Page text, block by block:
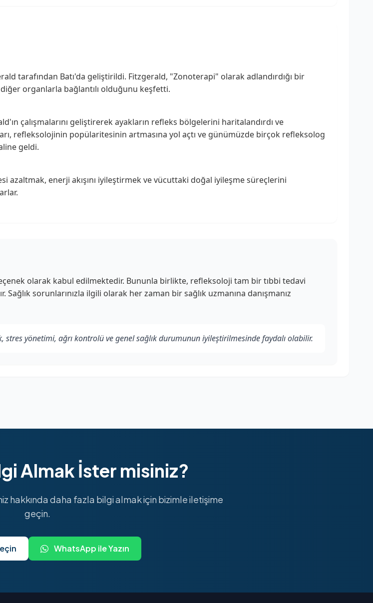
tarafından Batı'da geliştirildi. Fitzgerald, "Zonoterapi" olarak adlandırdığı bir
organlarla bağlantılı olduğunu keşfetti.
çalışmalarını geliştirerek ayakların refleks bölgelerini haritalandırdı ve
refleksolojinin popülaritesinin artmasına yol açtı ve günümüzde birçok refleksolog
geldi.
azaltmak, enerji akışını iyileştirmek ve vücuttaki doğal iyileşme süreçlerini
olarak kabul edilmektedir. Bununla birlikte, refleksoloji tam bir tıbbi tedavi
sorunlarınızla ilgili olarak her zaman bir sağlık uzmanına danışmanız
yönetimi, ağrı kontrolü ve genel sağlık durumunun iyileştirilmesinde faydalı olabilir.
Almak İster misiniz?
hakkında daha fazla bilgi almak için bizimle iletişime
geçin.
WhatsApp ile Yazın